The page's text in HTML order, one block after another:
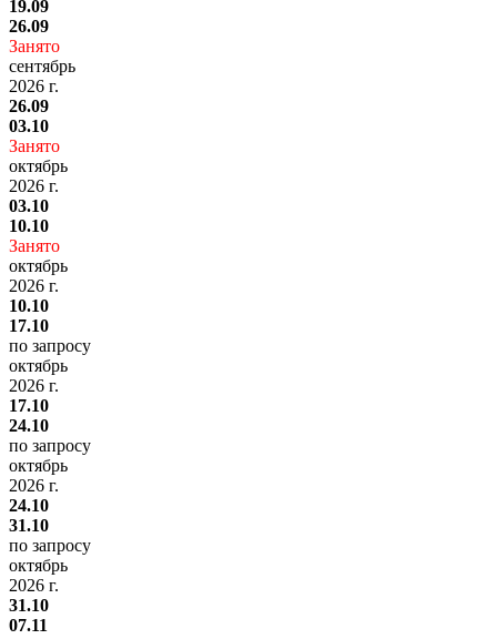
19.09
26.09
Занято
сентябрь
2026 г.
26.09
03.10
Занято
октябрь
2026 г.
03.10
10.10
Занято
октябрь
2026 г.
10.10
17.10
по запросу
октябрь
2026 г.
17.10
24.10
по запросу
октябрь
2026 г.
24.10
31.10
по запросу
октябрь
2026 г.
31.10
07.11